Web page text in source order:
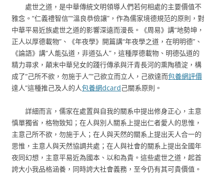
處世之道，是中華傳統文明領導人們若何相處的主要價值不
雅念。“仁義禮智信”“溫良恭儉讓”，作為儒家境德規范的原則，對
中華平易近族處世之道的影響深遠而漫長。《周易》講“地勢坤，
正人以厚德載物”、《年夜學》開篇講“年夜學之道，在明明德”、
《論語》講“人能弘道，非道弘人”，這種厚德載物、明德弘道的
精力尋求，顛末中華兒女的踐行傳承與汗青長河的熏陶積淀，構
成了“己所不欲，勿施于人”“己欲立而立人，己欲達而包養網評價
達人”這種推己及人的人包養網dcard己關系原則。
詳細而言，儒家在處置與自我的關系中提出修身正心，主意
慎單獨省，格物致知；在人與別人關系上提出仁者愛人的思惟，
主意己所不欲，勿施于人；在人與天然的關系上提出天人合一的
思惟，主意人與天然協調共處；在人與社會的關系上提出全國年
夜同幻想，主意平易近為國本、以和為貴。這些處世之道，起首
誇大小我品格涵養，同時誇大社會義務，至今仍有其可貴價值。